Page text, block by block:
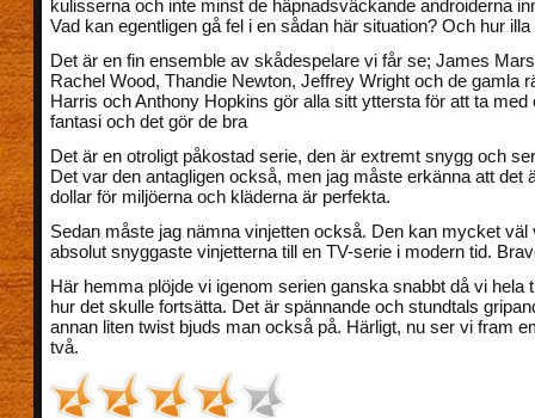
kulisserna och inte minst de häpnadsväckande androiderna
Vad kan egentligen gå fel i en sådan här situation? Och hur
Det är en fin ensemble av skådespelare vi får se; James
Rachel Wood, Thandie Newton, Jeffrey Wright och de gamla
Harris och Anthony Hopkins gör alla sitt yttersta för att ta med
fantasi och det gör de bra
Det är en otroligt påkostad serie, den är extremt snygg och
Det var den antagligen också, men jag måste erkänna att det
dollar för miljöerna och kläderna är perfekta.
Sedan måste jag nämna vinjetten också. Den kan mycket väl
absolut snyggaste vinjetterna till en TV-serie i modern tid.
Här hemma plöjde vi igenom serien ganska snabbt då vi hela
hur det skulle fortsätta. Det är spännande och stundtals
annan liten twist bjuds man också på. Härligt, nu ser vi fram
två.